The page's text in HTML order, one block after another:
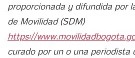
proporcionada y difundida por
de Movilidad (SDM)
https://
curado por un o una periodista